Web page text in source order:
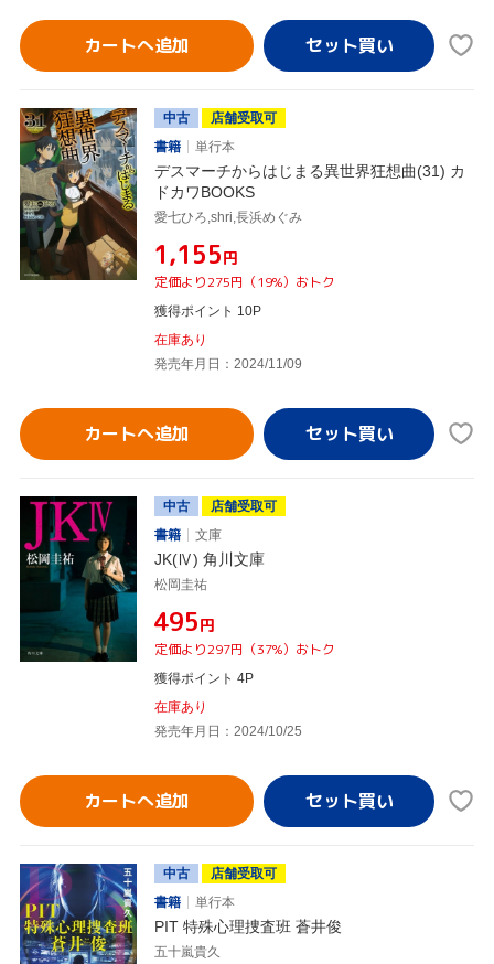
カートへ追加
中古
店舗受取可
書籍
単行本
デスマーチからはじまる異世界狂想曲(31) カ
ドカワBOOKS
愛七ひろ,shri,長浜めぐみ
¥1,155円
定価より275円（19%）おトク
獲得ポイント 10P
在庫あり
発売年月日：2024/11/09
カートへ追加
中古
店舗受取可
書籍
文庫
JK(Ⅳ) 角川文庫
松岡圭祐
¥495円
定価より297円（37%）おトク
獲得ポイント 4P
在庫あり
発売年月日：2024/10/25
カートへ追加
中古
店舗受取可
書籍
単行本
PIT 特殊心理捜査班 蒼井俊
五十嵐貴久